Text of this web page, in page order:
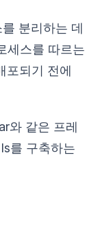
분리하는 데
세스를 따르는
포되기 전에
와 같은 프레
를 구축하는